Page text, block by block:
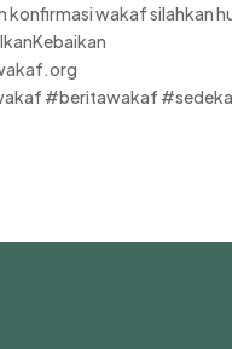
konfirmasi wakaf silahkan
#beritawakaf